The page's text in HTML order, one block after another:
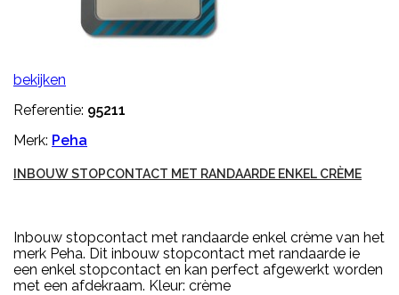
bekijken
Referentie: 95211
Merk: Peha
INBOUW STOPCONTACT MET RANDAARDE ENKEL CRÈME
Inbouw stopcontact met randaarde enkel crème van het
merk Peha. Dit inbouw stopcontact met randaarde ie
een enkel stopcontact en kan perfect afgewerkt worden
met een afdekraam. Kleur: crème